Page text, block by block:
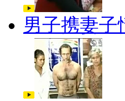
男子携妻子